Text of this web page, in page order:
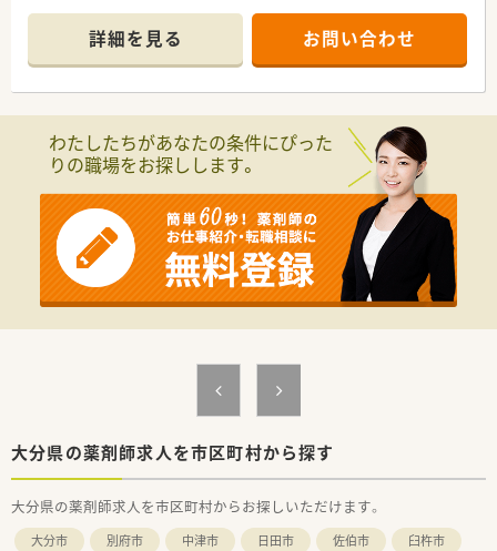
■漢方販売・漢方相談をしております。
≪こんな薬局です≫
■年中無休の薬局です。
■在宅業務もございます。
■薬局パートナー制度を導入し薬剤師は薬剤業務に専念できま
す。
■漢方カフェ、認定栄養ケア・ステーションを薬局内に設置し、
地域のみなさまにより健康への提案をサポートできる体制を構
築しております。
詳細を見る お問い合わせ
わたしたちがあなたの条件にぴった
りの職場をお探しします。
大分県の薬剤師求人を市区町村から探す
大分県の薬剤師求人を市区町村からお探しいただけます。
大分市 別府市 中津市 日田市 佐伯市
臼杵市